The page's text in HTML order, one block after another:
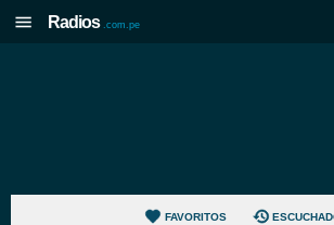
Radios .com.pe
FAVORITOS